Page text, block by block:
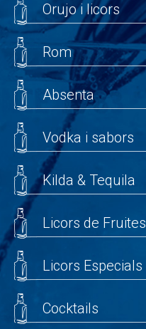
Orujo i licors
Rom
Absenta
Vodka i sabors
Kilda & Tequila
Licors de Fruites
Licors Especials
Cocktails